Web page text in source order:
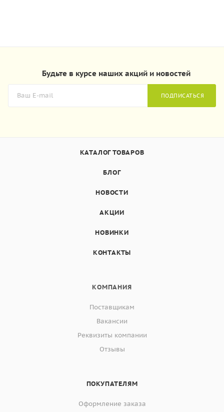
Будьте в курсе наших акций и новостей
ПОДПИСАТЬСЯ
КАТАЛОГ ТОВАРОВ
БЛОГ
НОВОСТИ
АКЦИИ
НОВИНКИ
КОНТАКТЫ
КОМПАНИЯ
Поставщикам
Вакансии
Реквизиты компании
Отзывы
ПОКУПАТЕЛЯМ
Оформление заказа